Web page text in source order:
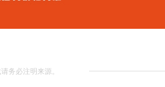
务必注明来源。